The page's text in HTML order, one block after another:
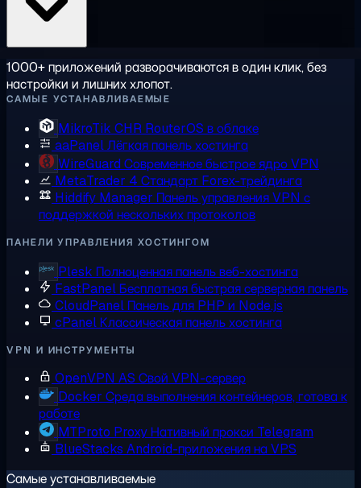
1000+ приложений разворачиваются в один клик, без
настройки и лишних хлопот.
САМЫЕ УСТАНАВЛИВАЕМЫЕ
MikroTik CHR RouterOS в облаке
aaPanelЛёгкая панель хостинга
WireGuard Современное быстрое ядро VPN
MetaTrader 4 Стандарт Forex-трейдинга
Hiddify Manager Панель управления VPN с
поддержкой нескольких протоколов
ПАНЕЛИ УПРАВЛЕНИЯ ХОСТИНГОМ
Plesk Полноценная панель веб-хостинга
FastPanelБесплатная быстрая серверная панель
CloudPanel Панель для PHP и Node.js
cPanelКлассическая панель хостинга
VPN И ИНСТРУМЕНТЫ
OpenVPN AS Свой VPN-сервер
Docker Среда выполнения контейнеров, готова к
работе
MTProto ProxyНативный прокси Telegram
BlueStacks Android-приложения на VPS
Самые устанавливаемые